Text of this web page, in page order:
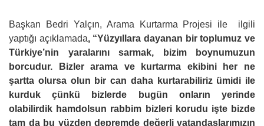
Başkan Bedri Yalçın, Arama Kurtarma Projesi ile ilgili
yaptığı açıklamada, “Yüzyıllara dayanan bir toplumuz ve
Türkiye’nin yaralarını sarmak, bizim boynumuzun
borcudur. Bizler arama ve kurtarma ekibini her ne
şartta olursa olun bir can daha kurtarabiliriz ümidi ile
kurduk çünkü bizlerde bugün onların yerinde
olabilirdik hamdolsun rabbim bizleri korudu işte bizde
tam da bu yüzden depremde değerli vatandaşlarımızın